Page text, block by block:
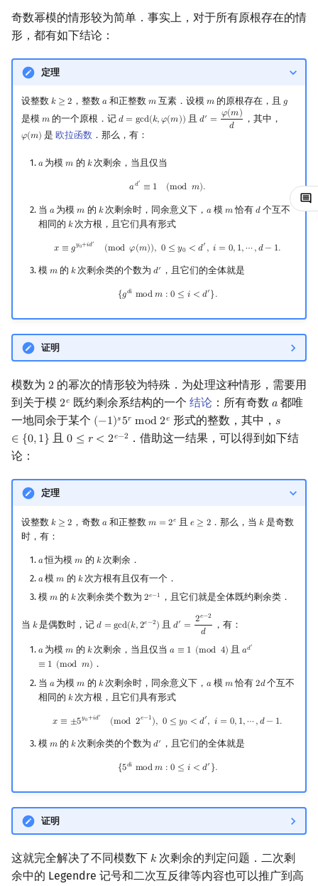
回文树
序列自动机
最小表示法
Lyndon 分解
Main–Lorentz 算法
可持久化数据结构
树套树
K-D Tree
动态树
析合树
霍夫曼树
欧拉图
哈密顿图
二分图
平面图
弦图
图的着色
图的匹配
矩阵树定理
LGV 引理
最大团搜索算法
支配树
图上随机游走
Kahan 求和
珂朵莉树/颜色段均摊
空间优化简介
奇数幂模的情形较为简单．事实上，对于所有原根存在的情
形，都有如下结论：
定理
设整数 𝑘 ≥ 2
k≥2 ，整数 𝑎
a和正整数 𝑚
m互素．设模 𝑚
m 的原根存在，且 𝑔
g
是模 𝑚
m的一个原根．记 𝑑 = gcd(𝑘,𝜑(𝑚))
d =gcd(k,φ (m)) 且 𝑑′ = 𝜑(𝑚)
𝑑
d′ =φ m)d ，其中，
𝜑(𝑚)
φ(m) 是 欧拉函数 ．那么，有：
𝑎
a为模𝑚
m 的 𝑘
k次剩余，当且仅当
𝑎𝑑′ ≡ 1 (mod 𝑚).
a d ≡ modm ).
当 𝑎
a为模𝑚
m 的 𝑘
k次剩余时，同余意义下，𝑎
a模 𝑚
m恰有𝑑
d个互不
相同的 𝑘
k次方根，且它们具有形式
𝑥 ≡ 𝑔𝑦0+𝑖𝑑′ (mod 𝜑(𝑚)), 0 ≤ 𝑦0 < 𝑑′ , 𝑖 = 0, 1,⋯ ,𝑑− 1.
x≡g 0+id′( modφ(m )) 0 ≤y <d ′, 0 1, ⋯ d
模 𝑚
m的 𝑘
k次剩余类的个数为𝑑′
d′ ，且它们的全体就是
{𝑔𝑑𝑖 mod𝑚 : 0 ≤ 𝑖 < 𝑑′}.
{ gdimod m: 0≤ < d′ .
证明
模数为 2
2 的幂次的情形较为特殊．为处理这种情形，需要用
到关于模 2𝑒
2e 既约剩余系结构的一个 结论：所有奇数 𝑎
a 都唯
一地同余于某个 (−1)𝑠5𝑟 mod2𝑒
(−1)s5rmod2e 形式的整数，其中， 𝑠
∈ {0,1}
s∈
且0 ≤ 𝑟 < 2𝑒−2
0 ≤r<2 e− 2
．借助这一结果，可以得到如下结
论：
定理
设整数 𝑘 ≥ 2
k≥2 ，奇数 𝑎
a和正整数 𝑚 = 2𝑒
m=2e 且 𝑒 ≥ 2
e ≥2 ．那么，当 𝑘
k是奇数
时，有：
𝑎
a恒为模𝑚
m 的 𝑘
k次剩余．
𝑎
a模𝑚
m 的 𝑘
k次方根有且仅有一个．
模 𝑚
m的 𝑘
k次剩余类个数为2𝑒−1
2e−1 ，且它们就是全体既约剩余类．
当 𝑘
k是偶数时，记𝑑 = gcd(𝑘,2𝑒−2)
d =gcd(k,2e−2) 且 𝑑′ = 2𝑒−2
𝑑
d′ =2e −2d ，有：
𝑎
a为模𝑚
m 的 𝑘
k次剩余，当且仅当𝑎 ≡ 1 (mod 4)
a ≡1 (mod4) 且𝑎𝑑′
≡ 1 (mod 𝑚)
ad
．
当 𝑎
a为模𝑚
m 的 𝑘
k次剩余时，同余意义下，𝑎
a模 𝑚
m恰有2𝑑
2d个互不
相同的 𝑘
k次方根，且它们具有形式
𝑥 ≡ ±5𝑦0+𝑖𝑑′ (mod 2𝑒−1), 0 ≤ 𝑦0 < 𝑑′, 𝑖 = 0, 1,⋯ ,𝑑− 1.
x≡±5 +id′(mod2e 1), 0≤y0 <d ′, i 0 1,⋯ d
模 𝑚
m的 𝑘
k次剩余类的个数为𝑑′
d′ ，且它们的全体就是
{5𝑑𝑖 mod𝑚 : 0 ≤ 𝑖 < 𝑑′ }.
{ 5dimod m: 0≤ < d′} .
证明
这就完全解决了不同模数下 𝑘
k 次剩余的判定问题．二次剩
余中的 Legendre 记号和二次互反律等内容也可以推广到高